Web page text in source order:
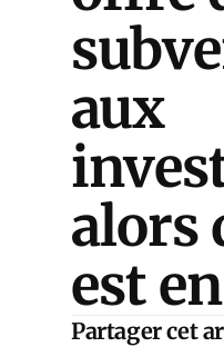
aux
alors
est
Partager cet